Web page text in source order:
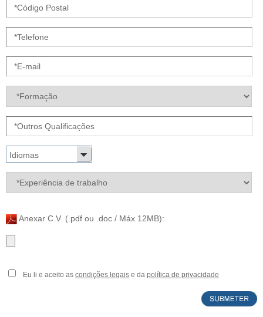
Idiomas
Anexar C.V. (.pdf ou .doc / Máx 12MB):
Eu li e aceito as condições legais e da política de privacidade